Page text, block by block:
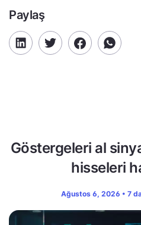
Paylaş
Göstergeleri al
hisseleri
Ağustos 6, 2026 • 7